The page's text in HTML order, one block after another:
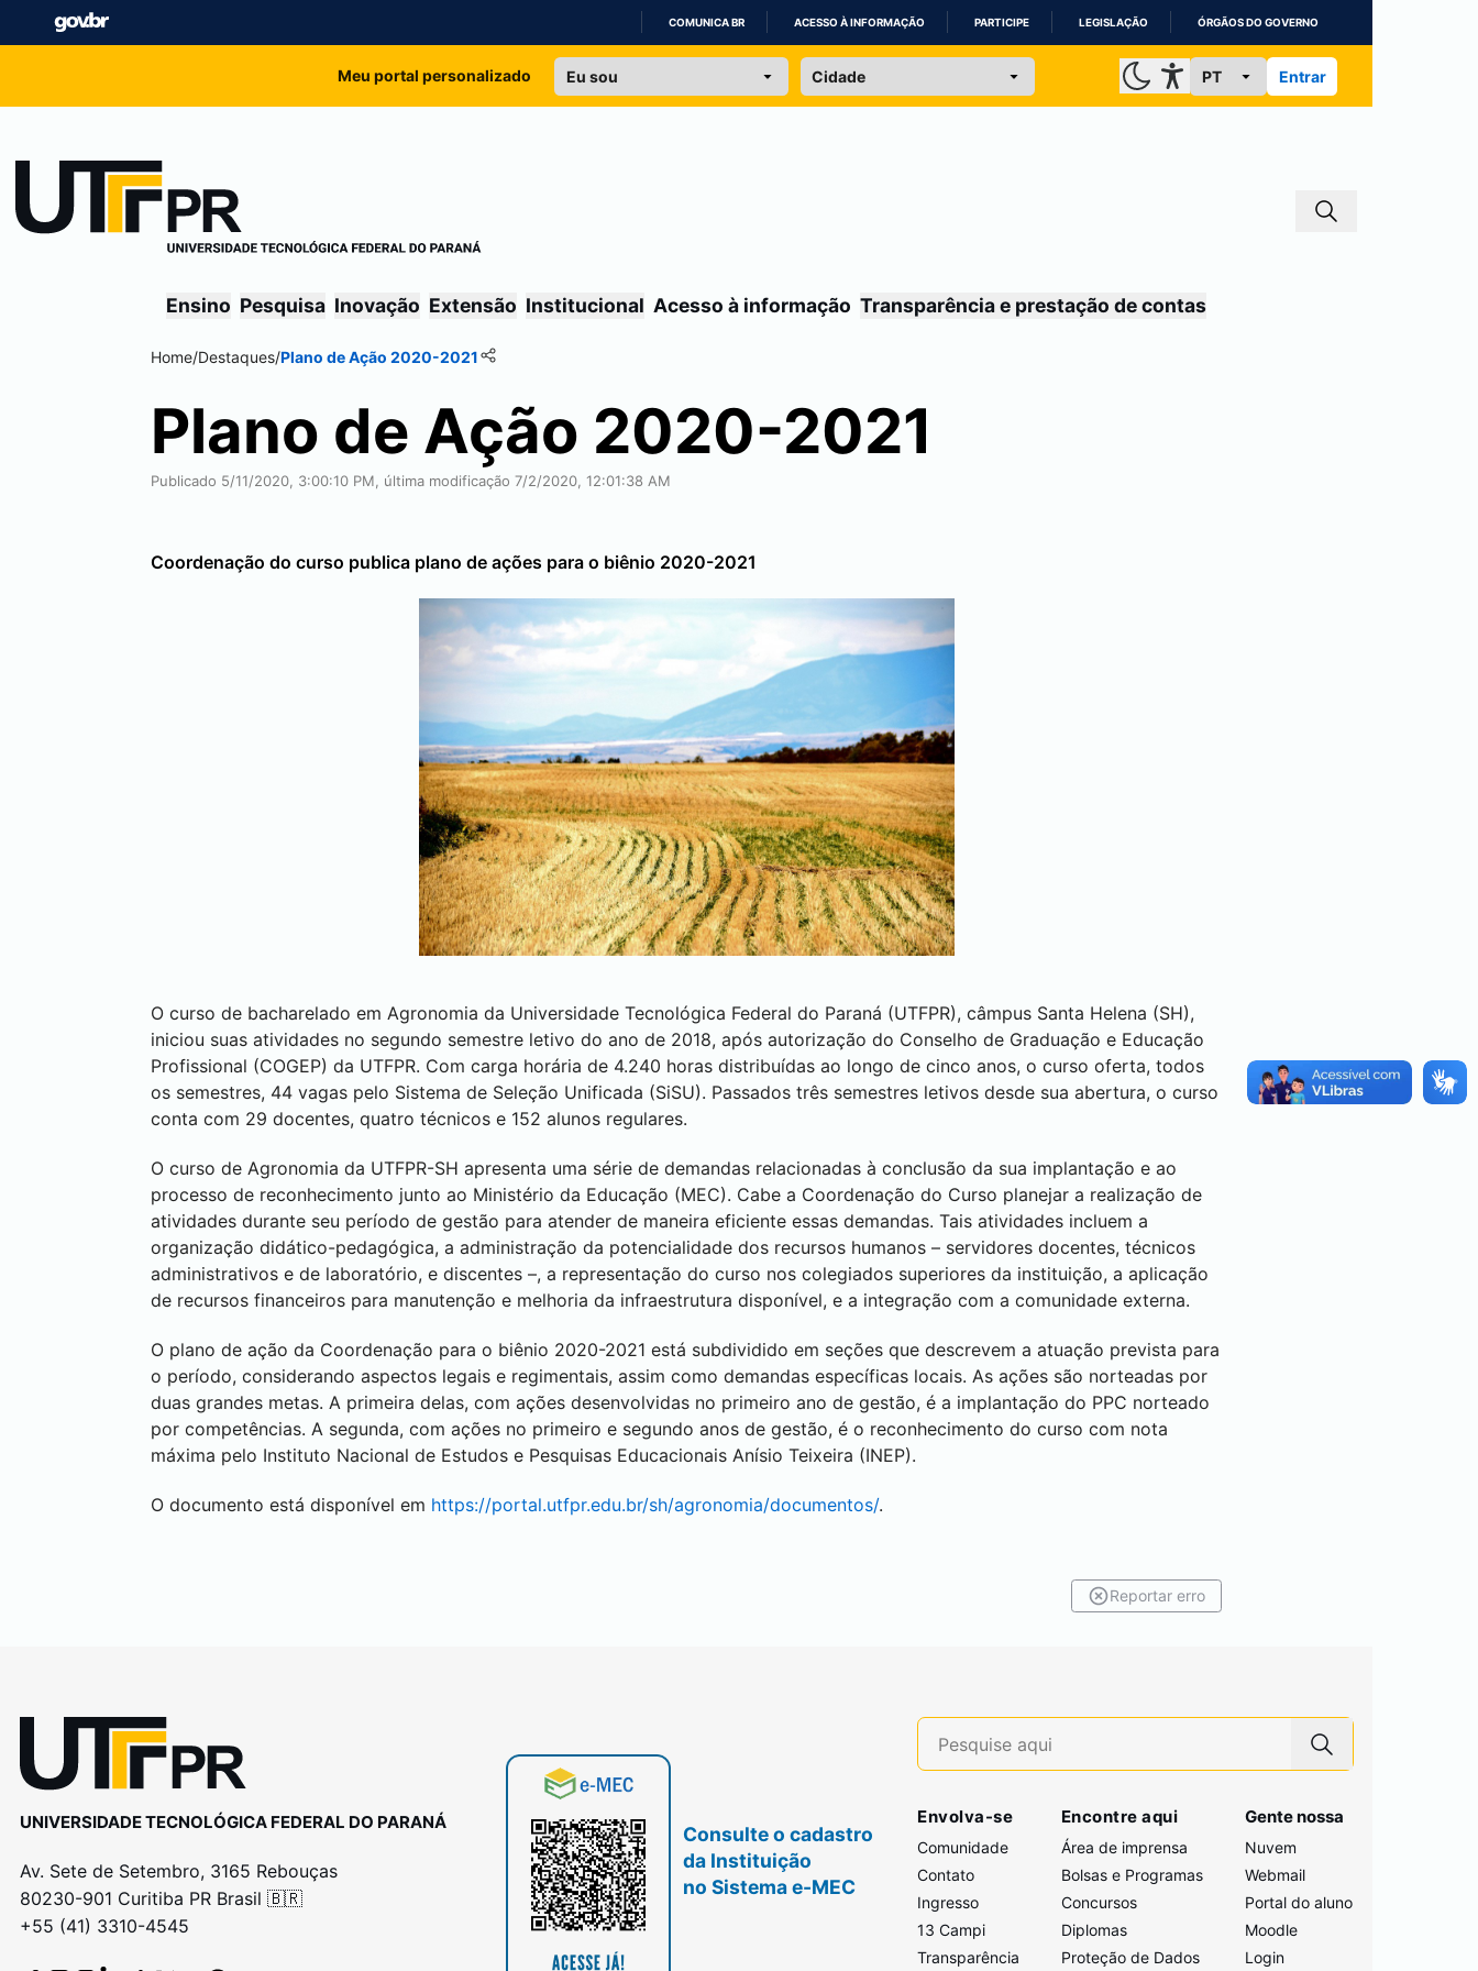
IR
COMUNICA BR ACESSO À INFORMAÇÃO PARTICIPE LEGISLAÇÃO ÓRGÃOS DO GOVERNO
Meu portal personalizado Entrar
Ensino Pesquisa Inovação Extensão Institucional Acesso à informação Transparência e prestação de contas
Home/Destaques/Plano de Ação 2020-2021
Plano de Ação 2020-2021
Publicado 5/11/2020, 3:00:10 PM, última modificação 7/2/2020, 12:01:38 AM
Coordenação do curso publica plano de ações para o biênio 2020-2021
O curso de bacharelado em Agronomia da Universidade Tecnológica Federal do Paraná (UTFPR), câmpus Santa Helena (SH),
iniciou suas atividades no segundo semestre letivo do ano de 2018, após autorização do Conselho de Graduação e Educação
Profissional (COGEP) da UTFPR. Com carga horária de 4.240 horas distribuídas ao longo de cinco anos, o curso oferta, todos
os semestres, 44 vagas pelo Sistema de Seleção Unificada (SiSU). Passados três semestres letivos desde sua abertura, o curso
conta com 29 docentes, quatro técnicos e 152 alunos regulares.
O curso de Agronomia da UTFPR-SH apresenta uma série de demandas relacionadas à conclusão da sua implantação e ao
processo de reconhecimento junto ao Ministério da Educação (MEC). Cabe a Coordenação do Curso planejar a realização de
atividades durante seu período de gestão para atender de maneira eficiente essas demandas. Tais atividades incluem a
organização didático-pedagógica, a administração da potencialidade dos recursos humanos – servidores docentes, técnicos
administrativos e de laboratório, e discentes –, a representação do curso nos colegiados superiores da instituição, a aplicação
de recursos financeiros para manutenção e melhoria da infraestrutura disponível, e a integração com a comunidade externa.
O plano de ação da Coordenação para o biênio 2020-2021 está subdividido em seções que descrevem a atuação prevista para
o período, considerando aspectos legais e regimentais, assim como demandas específicas locais. As ações são norteadas por
duas grandes metas. A primeira delas, com ações desenvolvidas no primeiro ano de gestão, é a implantação do PPC norteado
por competências. A segunda, com ações no primeiro e segundo anos de gestão, é o reconhecimento do curso com nota
máxima pelo Instituto Nacional de Estudos e Pesquisas Educacionais Anísio Teixeira (INEP).
O documento está disponível em https://portal.utfpr.edu.br/sh/agronomia/documentos/.
Reportar erro
UNIVERSIDADE TECNOLÓGICA FEDERAL DO PARANÁ
Av. Sete de Setembro, 3165 Rebouças
80230-901 Curitiba PR Brasil 🇧🇷
+55 (41) 3310-4545
Consulte o cadastro
da Instituição
no Sistema e-MEC
Envolva-se
Comunidade
Contato
Ingresso
13 Campi
Transparência
Encontre aqui
Área de imprensa
Bolsas e Programas
Concursos
Diplomas
Proteção de Dados
Gente nossa
Nuvem
Webmail
Portal do aluno
Moodle
Login